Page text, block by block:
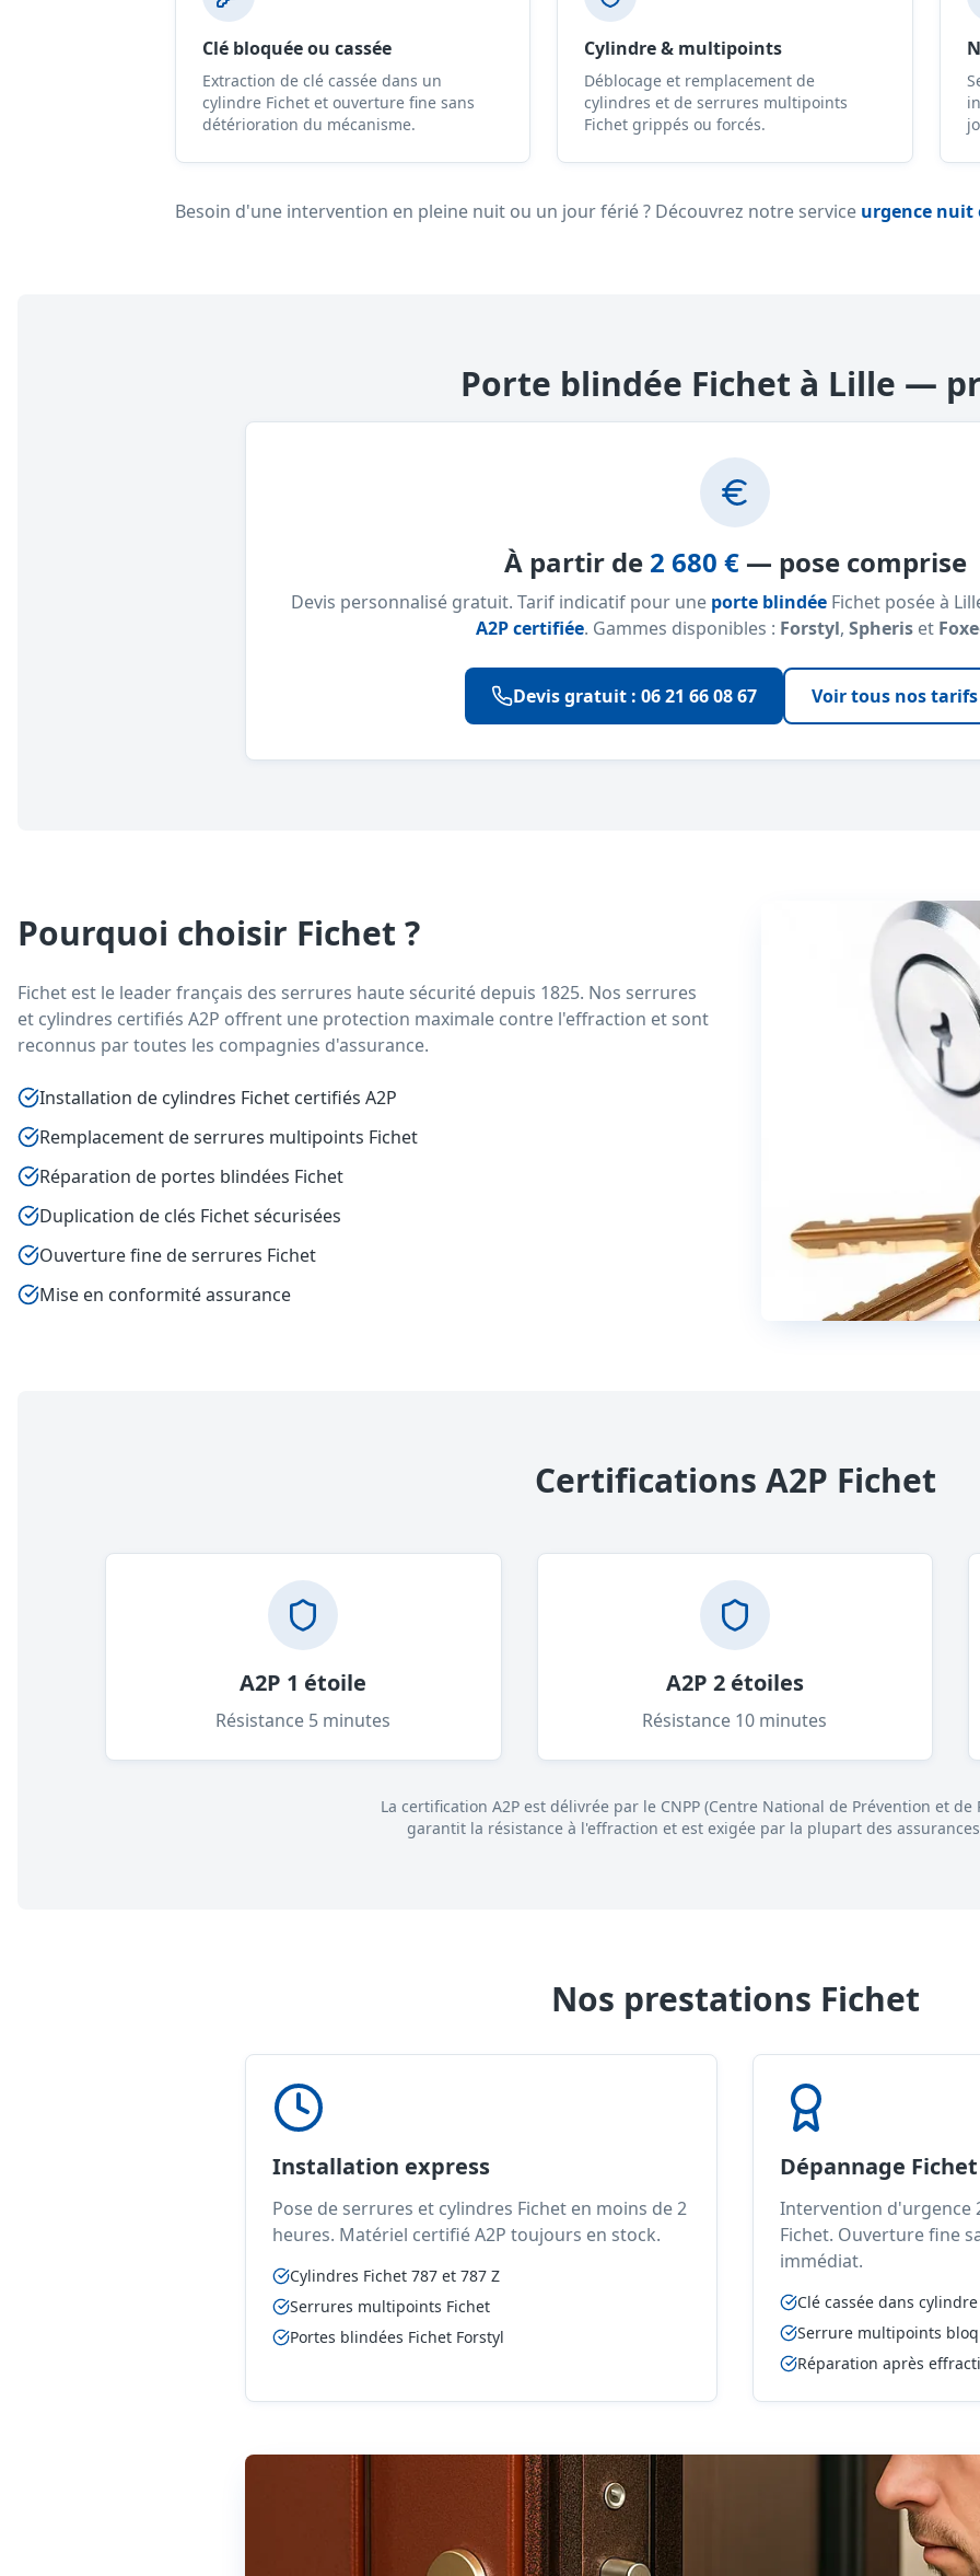
Clé bloquée ou cassée
Extraction de clé cassée dans un
cylindre Fichet et ouverture fine sans
détérioration du mécanisme.
Cylindre & multipoints
Déblocage et remplacement de
cylindres et de serrures multipoints
Fichet grippés ou forcés.
Besoin d'une intervention en pleine nuit ou un jour férié ? Découvrez notre service urgence nuit
Porte blindée Fichet à Lille —
À partir de 2 680 €— pose comprise
Devis personnalisé gratuit. Tarif indicatif pour une porte blindée Fichet posée à
A2P certifiée. Gammes disponibles : Forstyl, Spheris et
Devis gratuit : 06 21 66 08 67 Voir tous nos tarifs
Pourquoi choisir Fichet ?
Fichet est le leader français des serrures haute sécurité depuis 1825. Nos serrures
et cylindres certifiés A2P offrent une protection maximale contre l'effraction et sont
reconnus par toutes les compagnies d'assurance.
Installation de cylindres Fichet certifiés A2P
Remplacement de serrures multipoints Fichet
Réparation de portes blindées Fichet
Duplication de clés Fichet sécurisées
Ouverture fine de serrures Fichet
Mise en conformité assurance
Certifications A2P Fichet
A2P 1 étoile
Résistance 5 minutes
A2P 2 étoiles
Résistance 10 minutes
La certification A2P est délivrée par le CNPP (Centre National de Prévention et de
garantit la résistance à l'effraction et est exigée par la plupart des
Nos prestations Fichet
Installation express
Pose de serrures et cylindres Fichet en moins de 2
heures. Matériel certifié A2P toujours en stock.
Cylindres Fichet 787 et 787 Z
Serrures multipoints Fichet
Portes blindées Fichet Forstyl
Dépannage Fichet
Intervention d'urgence
Fichet. Ouverture fine
immédiat.
Clé cassée dans
Serrure multipoints
Réparation après